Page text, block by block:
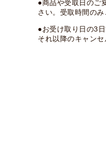
●商品や受取日のご
さい。受取時間の
●お受け取り日の3
それ以降のキャン